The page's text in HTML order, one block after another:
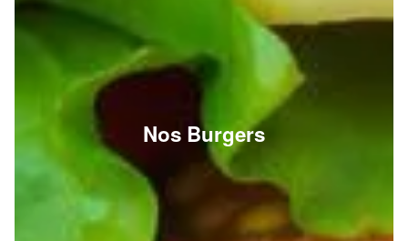
Nos Burgers